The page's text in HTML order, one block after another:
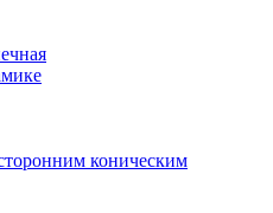
коническим